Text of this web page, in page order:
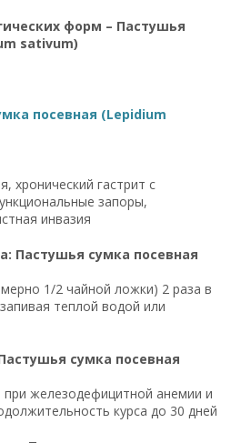
форм – Пастушья
sativum)
посевная (Lepidium
хронический гастрит с
запоры,
инвазия
Пастушья сумка посевная
1/2 чайной ложки) 2 раза в
теплой водой или
сумка посевная
железодефицитной анемии и
курса до 30 дней